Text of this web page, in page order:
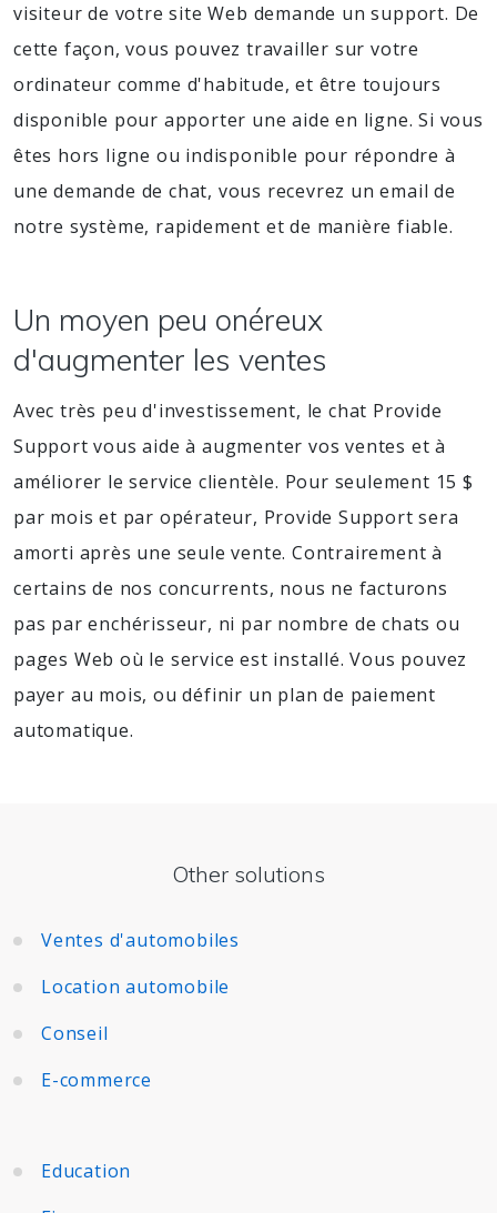
visiteur de votre site Web demande un support. De
cette façon, vous pouvez travailler sur votre
ordinateur comme d'habitude, et être toujours
disponible pour apporter une aide en ligne. Si vous
êtes hors ligne ou indisponible pour répondre à
une demande de chat, vous recevrez un email de
notre système, rapidement et de manière fiable.
Un moyen peu onéreux
d'augmenter les ventes
Avec très peu d'investissement, le chat Provide
Support vous aide à augmenter vos ventes et à
améliorer le service clientèle. Pour seulement 15 $
par mois et par opérateur, Provide Support sera
amorti après une seule vente. Contrairement à
certains de nos concurrents, nous ne facturons
pas par enchérisseur, ni par nombre de chats ou
pages Web où le service est installé. Vous pouvez
payer au mois, ou définir un plan de paiement
automatique.
Other solutions
Ventes d'automobiles
Location automobile
Conseil
E-commerce
Education